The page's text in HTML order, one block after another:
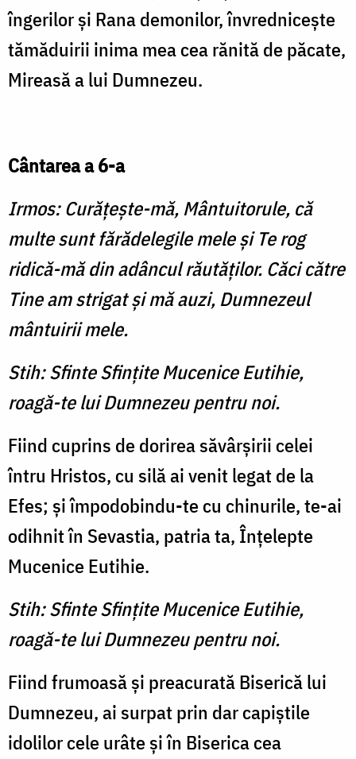
îngerilor şi Rana demonilor, învredniceşte
tămăduirii inima mea cea rănită de păcate,
Mireasă a lui Dumnezeu.
Cântarea a 6-a
Irmos: Curăţeşte-mă, Mântuitorule, că
multe sunt fărădelegile mele şi Te rog
ridică-mă din adâncul răutăţilor. Căci către
Tine am strigat şi mă auzi, Dumnezeul
mântuirii mele.
Stih: Sfinte Sfinţite Mucenice Eutihie,
roagă-te lui Dumnezeu pentru noi.
Fiind cuprins de dorirea săvârşirii celei
întru Hristos, cu silă ai venit legat de la
Efes; şi împodobindu-te cu chinurile, te-ai
odihnit în Sevastia, patria ta, Înţelepte
Mucenice Eutihie.
Stih: Sfinte Sfinţite Mucenice Eutihie,
roagă-te lui Dumnezeu pentru noi.
Fiind frumoasă şi preacurată Biserică lui
Dumnezeu, ai surpat prin dar capiştile
idolilor cele urâte şi în Biserica cea